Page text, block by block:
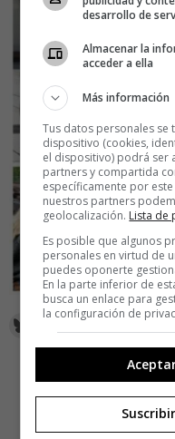
desarrollo de
Almacenar la
acceder a ella
Más información
Tus datos personales se
dispositivo (cookies,
el dispositivo) podrá ser
partners y compartida
específicamente por
nuestros partners
geolocalización. Lista de
Es posible que algunos
personales en virtud de
puedes oponerte
En la parte inferior de
busca un enlace para
la configuración de